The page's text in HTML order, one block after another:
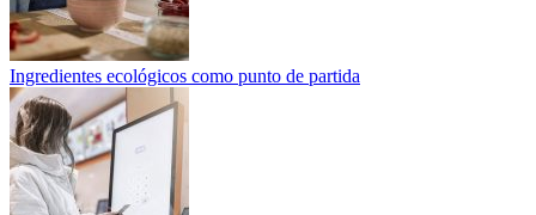
Ingredientes ecológicos como punto de partida